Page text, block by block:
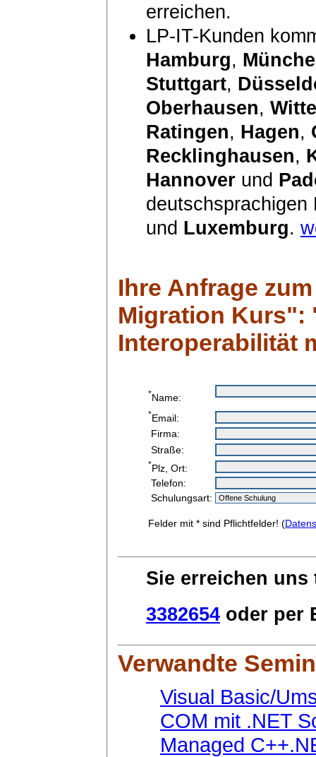
erreichen.
LP-IT-Kunden
Hamburg,
Stuttgart,
Oberhausen,
Ratingen, Hagen,
Recklinghausen,
Hannover und
und Luxemburg.
Ihre Anfrage
Migration Kurs":
Interoperabilität
*Name:
*Email:
Firma:
Straße:
*Plz, Ort:
Telefon:
Schulungsart:
Felder mit * sind Pflichtfelder! (
Sie erreichen
3382654 oder per
Verwandte
Visual Basic/
COM mit .NET
Managed